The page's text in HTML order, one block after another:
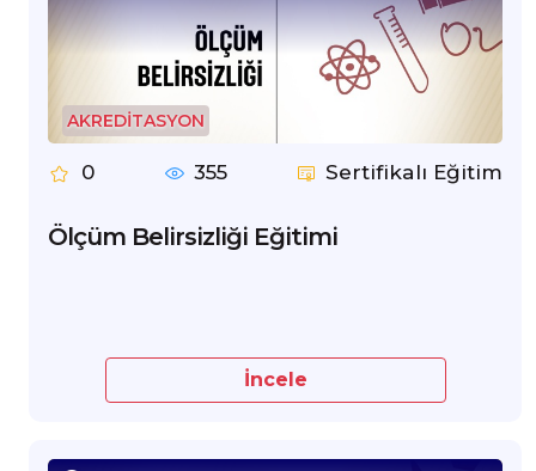
AKREDİTASYON
0 355 Sertifikalı Eğitim
Ölçüm Belirsizliği Eğitimi
İncele